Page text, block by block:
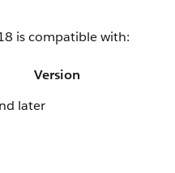
is compatible with:
Version
later